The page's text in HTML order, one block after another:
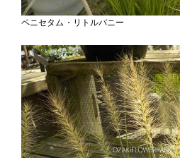
ペニセタム・リトルバニー